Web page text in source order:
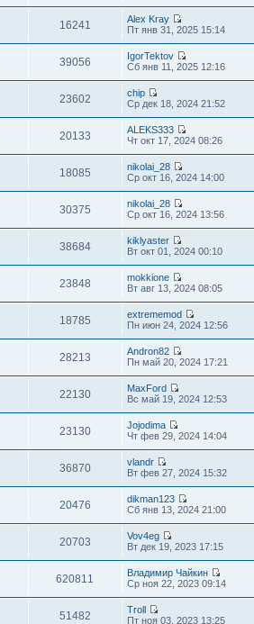
16241
Alex Kray
Пт янв 31, 2025 15:14
39056
IgorTektov
Сб янв 11, 2025 12:16
23602
chip
Ср дек 18, 2024 21:52
20133
ALEKS333
Чт окт 17, 2024 08:26
18085
nikolai_28
Ср окт 16, 2024 14:00
30375
nikolai_28
Ср окт 16, 2024 13:56
38684
kiklyaster
Вт окт 01, 2024 00:10
23848
mokkione
Вт авг 13, 2024 08:05
18785
extrememod
Пн июн 24, 2024 12:56
28213
Andron82
Пн май 20, 2024 17:21
22130
MaxFord
Вс май 19, 2024 12:53
23130
Jojodima
Чт фев 29, 2024 14:04
36870
vlandr
Вт фев 27, 2024 15:32
20476
dikman123
Сб янв 13, 2024 21:00
20703
Vov4eg
Вт дек 19, 2023 17:15
620811
Владимир Чайкин
Ср ноя 22, 2023 09:14
51482
Troll
Пт ноя 03, 2023 13:25